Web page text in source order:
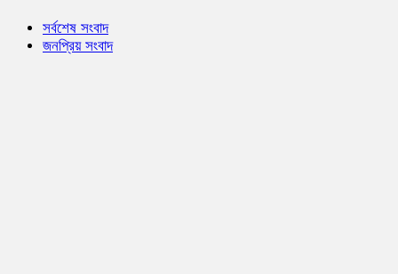
সর্বশেষ সংবাদ
জনপ্রিয় সংবাদ